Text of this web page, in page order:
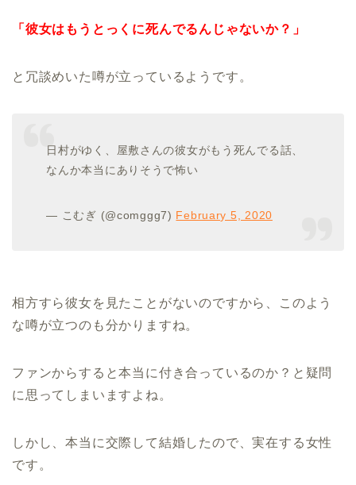
「彼女はもうとっくに死んでるんじゃないか？」
と冗談めいた噂が立っているようです。
日村がゆく、屋敷さんの彼女がもう死んでる話、
なんか本当にありそうで怖い
— こむぎ (@comggg7) February 5, 2020
相方すら彼女を見たことがないのですから、このよう
な噂が立つのも分かりますね。
ファンからすると本当に付き合っているのか？と疑問
に思ってしまいますよね。
しかし、本当に交際して結婚したので、実在する女性
です。